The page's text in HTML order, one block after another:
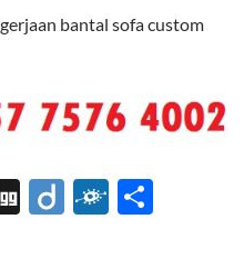
bantal sofa custom
Di Di F